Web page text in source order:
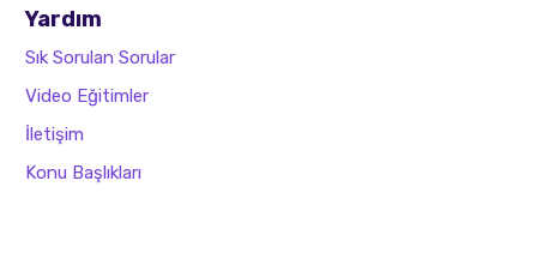
Yardım
Sık Sorulan Sorular
Video Eğitimler
İletişim
Konu Başlıkları